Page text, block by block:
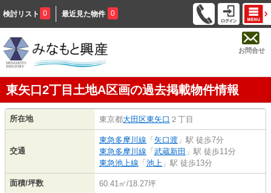
検討リスト 0 最近見た物件 0
お問合せ
東矢口2丁目土地A区画の過去掲載物件情報
所在地 東京都大田区東矢口 ２丁目
交通
東急多摩川線 「矢口渡 」駅 徒歩7分
東急多摩川線 「武蔵新田 」駅 徒歩11分
東急池上線 「池上 」駅 徒歩13分
面積/坪数 60.41㎡/18.27坪